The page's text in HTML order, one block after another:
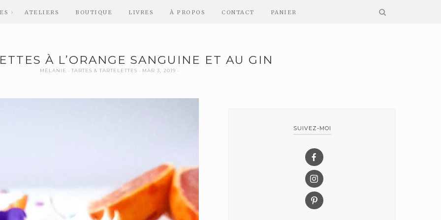
ATELIERS BOUTIQUE LIVRES À PROPOS CONTACT PANIER
À L’ORANGE SANGUINE ET AU GIN
MÉLANIE TARTES & TARTELETTES MAR 3, 2019
SUIVEZ-MOI